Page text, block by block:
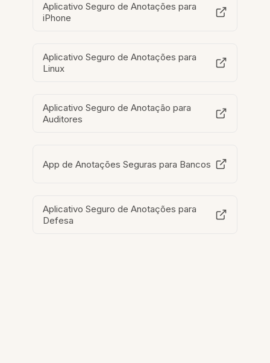
Aplicativo Seguro de Anotações para
iPhone
Aplicativo Seguro de Anotações para
Linux
Aplicativo Seguro de Anotação para
Auditores
App de Anotações Seguras para Bancos
Aplicativo Seguro de Anotações para
Defesa